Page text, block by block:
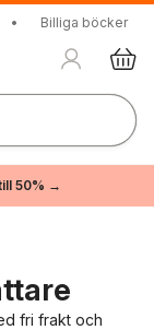
• Billiga böcker
50% →
fri frakt och